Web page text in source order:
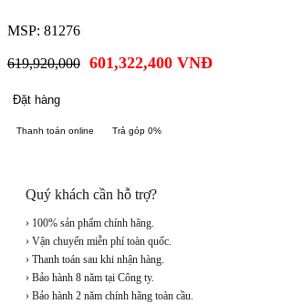
MSP: 81276
619,920,000 601,322,400 VNĐ
Đặt hàng
Thanh toán online Trả góp 0%
Quý khách cần hỗ trợ?
› 100% sản phẩm chính hãng.
› Vận chuyển miễn phí toàn quốc.
› Thanh toán sau khi nhận hàng.
› Bảo hành 8 năm tại Công ty.
› Bảo hành 2 năm chính hãng toàn cầu.